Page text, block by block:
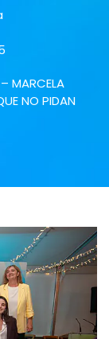
MARCELA
NO PIDAN